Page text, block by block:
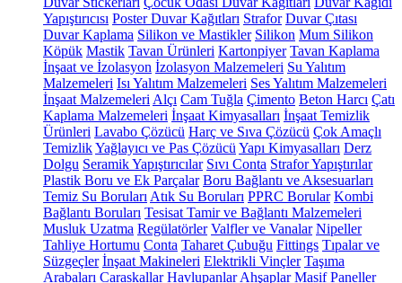
Yapıştırıcısı Poster Duvar Kağıtları Strafor Duvar Çıtası
Duvar Kaplama Silikon ve Mastikler Silikon Mum Silikon
Köpük Mastik Tavan Ürünleri Kartonpiyer Tavan Kaplama
İnşaat ve İzolasyon İzolasyon Malzemeleri Su Yalıtım
Malzemeleri Isı Yalıtım Malzemeleri Ses Yalıtım Malzemeleri
İnşaat Malzemeleri Alçı Cam Tuğla Çimento Beton Harcı Çatı
Kaplama Malzemeleri İnşaat Kimyasalları İnşaat Temizlik
Ürünleri Lavabo Çözücü Harç ve Sıva Çözücü Çok Amaçlı
TemizlikYağlayıcı ve Pas Çözücü Yapı Kimyasalları Derz
Dolgu Seramik Yapıştırıcılar Sıvı Conta Strafor Yapıştırılar
Plastik Boru ve Ek Parçalar Boru Bağlantı ve Aksesuarları
Temiz Su Boruları Atık Su Boruları PPRC Borular Kombi
Bağlantı Boruları Tesisat Tamir ve Bağlantı Malzemeleri
Musluk Uzatma Regülatörler Valfler ve Vanalar Nipeller
Tahliye Hortumu Conta Taharet Çubuğu Fittings Tıpalar ve
Süzgeçler İnşaat Makineleri Elektrikli Vinçler Taşıma
Arabaları Caraskallar Havlupanlar Ahşaplar Masif Paneller